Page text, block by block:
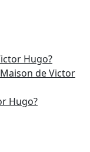
Hugo?
de Victor
Hugo?